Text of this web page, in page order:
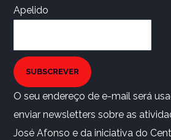
Apelido
SUBSCREVER
O seu endereço de e-mail será
enviar newsletters sobre as
José Afonso e da iniciativa do